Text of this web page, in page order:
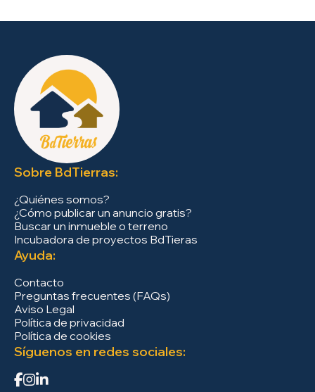
Sobre BdTierras:
¿Quiénes somos?
¿Cómo publicar un anuncio gratis?
Buscar un inmueble o terreno
Incubadora de proyectos BdTieras
Ayuda:
Contacto
Preguntas frecuentes (FAQs)
Aviso Legal
Política de privacidad
Política de cookies
Síguenos en redes sociales: